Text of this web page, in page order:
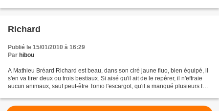
Richard
Publié le 15/01/2010 à 16:29
Par hibou
A Mathieu Bréard Richard est beau, dans son ciré jaune fluo, bien équipé, il
s'en va tirer deux ou trois bestiaux. Si aisé qu'il ait de le repérer, il n'effraie
aucun animaux, sauf peut-être Tonio l'escargot, qu'il a manqué plusieurs fois